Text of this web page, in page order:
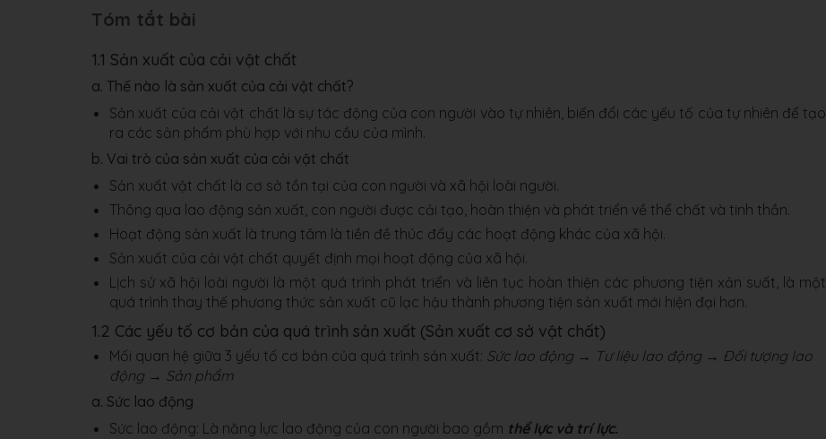
Tóm tắt bài
1.1 Sản xuất của cải vật chất
a. Thế nào là sản xuất của cải vật chất?
Sản xuất của cải vật chất là sự tác động của con người vào tự nhiên, biến đổi các yếu tố của tự nhiên để tạo
ra các sản phẩm phù hợp với nhu cầu của mình.
b. Vai trò của sản xuất của cải vật chất
Sản xuất vật chất là cơ sở tồn tại của con người và xã hội loài người.
Thông qua lao động sản xuất, con người được cải tạo, hoàn thiện và phát triển về thể chất và tinh thần.
Hoạt động sản xuất là trung tâm là tiền đề thúc đẩy các hoạt động khác của xã hội.
Sản xuất của cải vật chất quyết định mọi hoạt động của xã hội.
Lịch sử xã hội loài người là một quá trình phát triển và liên tục hoàn thiện các phương tiện xản suất, là một
quá trình thay thế phương thức sản xuất cũ lạc hậu thành phương tiện sản xuất mới hiện đại hơn.
1.2 Các yếu tố cơ bản của quá trình sản xuất (Sản xuất cơ sở vật chất)
Mối quan hệ giữa 3 yếu tố cơ bản của quá trình sản xuất: Sức lao động → Tư liệu lao động → Đối tượng lao
động → Sản phẩm
a. Sức lao động
Sức lao động: Là năng lực lao động của con người bao gồm thể lực và trí lực.